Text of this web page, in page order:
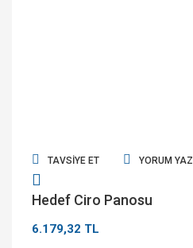
TAVSIYE ET YORUM YAZ
Hedef Ciro Panosu
6.179,32 TL